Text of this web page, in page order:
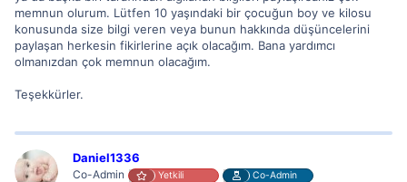
memnun olurum. Lütfen 10 yaşındaki bir çocuğun boy ve kilosu
konusunda size bilgi veren veya bunun hakkında düşüncelerini
paylaşan herkesin fikirlerine açık olacağım. Bana yardımcı
olmanızdan çok memnun olacağım.
Teşekkürler.
Daniel1336
Co-Admin Yetkili
Co-Admin